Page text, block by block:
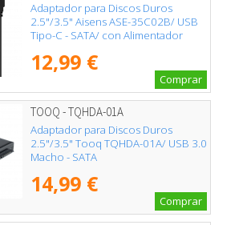
Adaptador para Discos Duros
2.5"/3.5" Aisens ASE-35C02B/ USB
Tipo-C - SATA/ con Alimentador
12,99 €
Comprar
TOOQ - TQHDA-01A
Adaptador para Discos Duros
2.5"/3.5" Tooq TQHDA-01A/ USB 3.0
Macho - SATA
14,99 €
Comprar